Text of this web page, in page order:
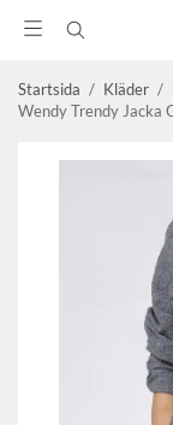
Startsida / Kläder /
Wendy Trendy Jacka